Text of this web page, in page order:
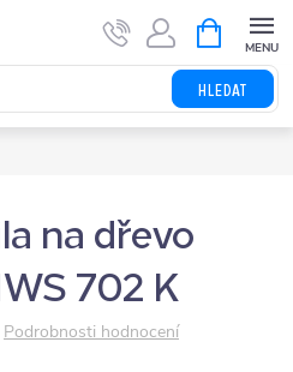
HLEDAT
NÁKUPNÍ
KOŠÍK
na dřevo
702 K
Podrobnosti hodnocení